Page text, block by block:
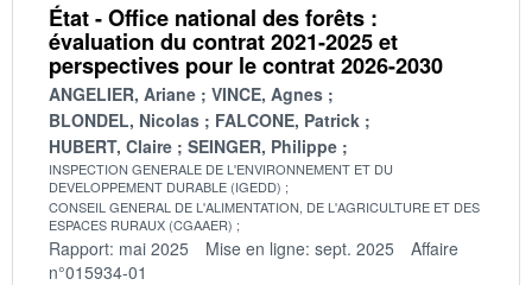
État - Office national des forêts :
évaluation du contrat 2021-2025 et
perspectives pour le contrat 2026-2030
ANGELIER, Ariane
VINCE, Agnes
BLONDEL, Nicolas
FALCONE, Patrick
HUBERT, Claire
SEINGER, Philippe
INSPECTION GENERALE DE L'ENVIRONNEMENT ET DU
DEVELOPPEMENT DURABLE (IGEDD)
CONSEIL GENERAL DE L'ALIMENTATION, DE L'AGRICULTURE ET DES
ESPACES RURAUX (CGAAER)
Rapport: mai 2025 Mise en ligne: sept. 2025
Affaire
n°015934-01